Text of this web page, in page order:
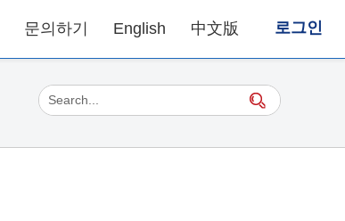
문의하기 English 中文版 로그인